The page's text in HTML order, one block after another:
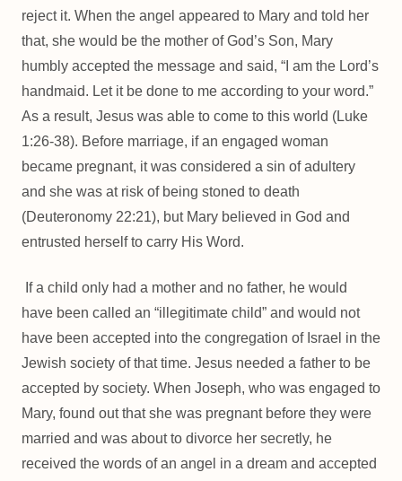
reject it. When the angel appeared to Mary and told her
that, she would be the mother of God’s Son, Mary
humbly accepted the message and said, “I am the Lord’s
handmaid. Let it be done to me according to your word.”
As a result, Jesus was able to come to this world (Luke
1:26-38). Before marriage, if an engaged woman
became pregnant, it was considered a sin of adultery
and she was at risk of being stoned to death
(Deuteronomy 22:21), but Mary believed in God and
entrusted herself to carry His Word.
If a child only had a mother and no father, he would
have been called an “illegitimate child” and would not
have been accepted into the congregation of Israel in the
Jewish society of that time. Jesus needed a father to be
accepted by society. When Joseph, who was engaged to
Mary, found out that she was pregnant before they were
married and was about to divorce her secretly, he
received the words of an angel in a dream and accepted